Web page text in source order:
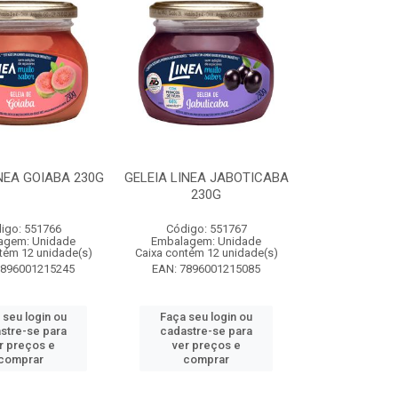
GOIABA 230G
551766
Unidade
12 unidade(s)
seu login ou
se para
preços e
GELEIA LINEA JABOTICABA
230G
Código: 551767
Embalagem: Unidade
Caixa contém 12 unidade(s)
EAN: 7896001215085
Faça seu login ou
cadastre-se para
ver preços e
comprar